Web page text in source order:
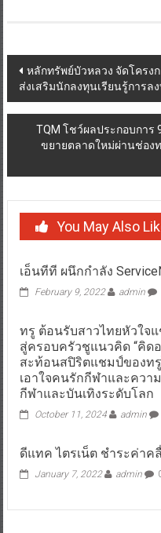
Post
navigation
หลักทรัพย์บัวหลวง จัดโครงก
ส่งเสริมนักลงทุนเรียนรู้การล
TQM โชว์ผลประกอบการ
ขยายตลาดใหม่ผ่านช่อง
You May Also
เอ็นทีที ผนึกกำลัง
February 9, 2022 admin
ทรู ต้อนรับสาวไทยหัวใจ
สู่ครอบครัวชูแนวคิด “คิด
สะท้อนสปิริตแชมป์ของท
เอาใจคนรักกีฬาและควา
กีฬาและบันเทิงระดับโลก
October 11, 2024 admin
ดีแทค ไตรเน็ต ชำระค่าค
January 7, 2022 admin